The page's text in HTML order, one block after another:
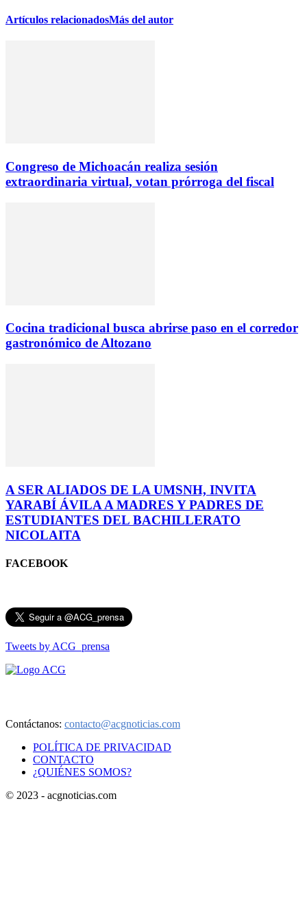
Artículos relacionadosMás del autor
Congreso de Michoacán realiza sesión
extraordinaria virtual, votan prórroga del fiscal
Cocina tradicional busca abrirse paso en el corredor
gastronómico de Altozano
A SER ALIADOS DE LA UMSNH, INVITA
YARABÍ ÁVILA A MADRES Y PADRES DE
ESTUDIANTES DEL BACHILLERATO
NICOLAITA
FACEBOOK
Tweets by ACG_prensa
Contáctanos: contacto@acgnoticias.com
POLÍTICA DE PRIVACIDAD
CONTACTO
¿QUIÉNES SOMOS?
© 2023 - acgnoticias.com